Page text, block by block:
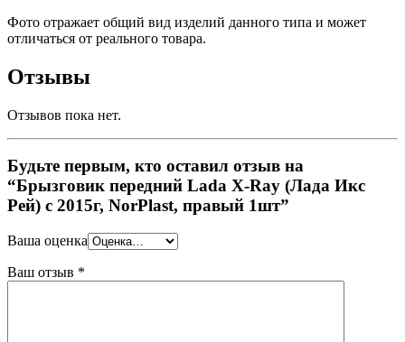
Фото отражает общий вид изделий данного типа и может
отличаться от реального товара.
Отзывы
Отзывов пока нет.
Будьте первым, кто оставил отзыв на
“Брызговик передний Lada X-Ray (Лада Икс
Рей) с 2015г, NorPlast, правый 1шт”
Ваша оценка
Ваш отзыв *